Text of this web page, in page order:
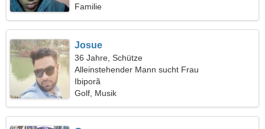
Familie
Josue
36 Jahre, Schütze
Alleinstehender Mann sucht Frau
Ibiporã
Golf, Musik